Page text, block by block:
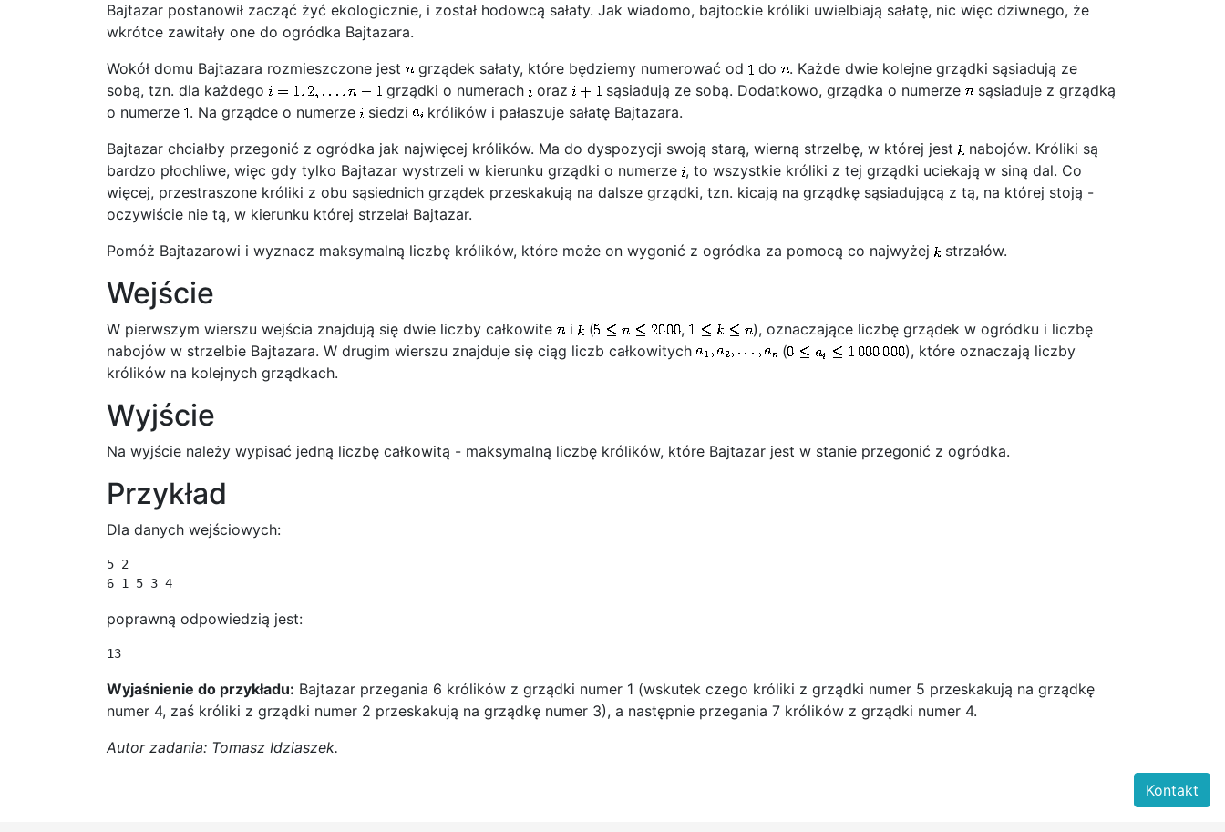
Bajtazar postanowił zacząć żyć ekologicznie, i został hodowcą sałaty. Jak wiadomo, bajtockie króliki uwielbiają sałatę, nic więc dziwnego, że
wkrótce zawitały one do ogródka Bajtazara.
Wokół domu Bajtazara rozmieszczone jest
grządek sałaty, które będziemy numerować od do
. Każde dwie kolejne grządki sąsiadują ze
sobą, tzn. dla każdego
grządki o numerach oraz sąsiadują ze sobą. Dodatkowo, grządka o numerze
sąsiaduje z grządką
o numerze . Na grządce o numerze siedzi
królików i pałaszuje sałatę Bajtazara.
Bajtazar chciałby przegonić z ogródka jak najwięcej królików. Ma do dyspozycji swoją starą, wierną strzelbę, w której jest
nabojów. Króliki są
bardzo płochliwe, więc gdy tylko Bajtazar wystrzeli w kierunku grządki o numerze , to wszystkie króliki z tej grządki uciekają w siną dal. Co
więcej, przestraszone króliki z obu sąsiednich grządek przeskakują na dalsze grządki, tzn. kicają na grządkę sąsiadującą z tą, na której stoją -
oczywiście nie tą, w kierunku której strzelał Bajtazar.
Pomóż Bajtazarowi i wyznacz maksymalną liczbę królików, które może on wygonić z ogródka za pomocą co najwyżej
strzałów.
Wejście
W pierwszym wierszu wejścia znajdują się dwie liczby całkowite i ( ,
), oznaczające liczbę grządek w ogródku i liczbę
nabojów w strzelbie Bajtazara. W drugim wierszu znajduje się ciąg liczb całkowitych
(
), które oznaczają liczby
królików na kolejnych grządkach.
Wyjście
Na wyjście należy wypisać jedną liczbę całkowitą - maksymalną liczbę królików, które Bajtazar jest w stanie przegonić z ogródka.
Przykład
Dla danych wejściowych:
5 2
6 1 5 3 4
poprawną odpowiedzią jest:
13
Wyjaśnienie do przykładu: Bajtazar przegania 6 królików z grządki numer 1 (wskutek czego króliki z grządki numer 5 przeskakują na grządkę
numer 4, zaś króliki z grządki numer 2 przeskakują na grządkę numer 3), a następnie przegania 7 królików z grządki numer 4.
Autor zadania: Tomasz Idziaszek.
Kontakt